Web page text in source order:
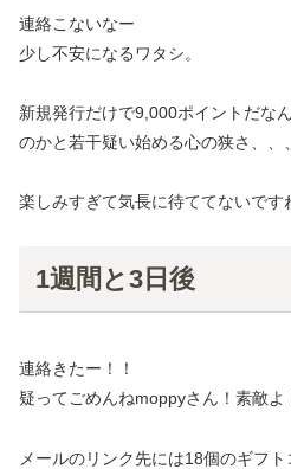
連絡こないなー
少し不安になるワタシ。
新規発行だけで9,000ポイントだな
のかと若干疑い始める心の狭さ、、、
楽しみすぎて気長に待ててないです
1週間と3日後
連絡きたー！！
疑ってごめんねmoppyさん！素敵よ
メールのリンク先には18個のギフト